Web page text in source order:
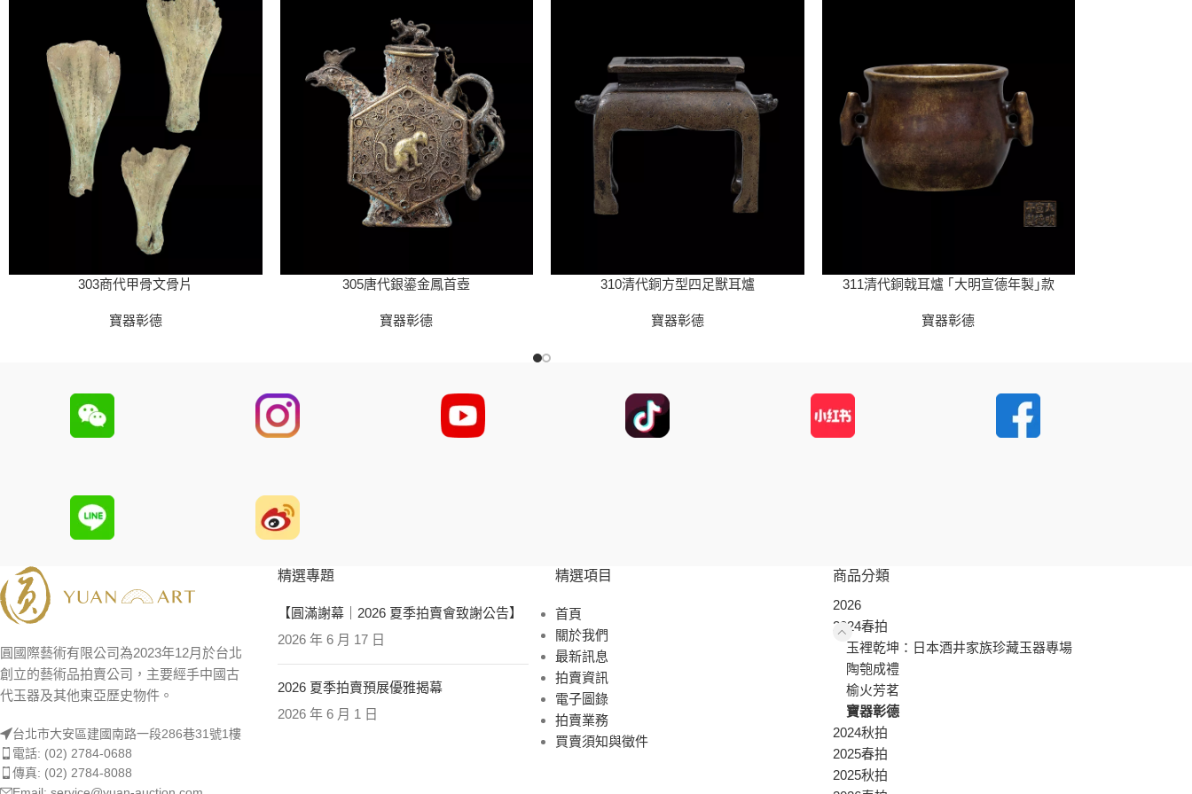
303商代甲骨文骨片
寶器彰德
305唐代銀鎏金鳳首壺
寶器彰德
310清代銅方型四足獸耳爐
寶器彰德
311清代銅戟耳爐 ｢大明宣德年製｣款
寶器彰德
圓國際藝術有限公司為2023年12月於台北
創立的藝術品拍賣公司，主要經手中國古
代玉器及其他東亞歷史物件。
台北市大安區建國南路一段286巷31號1樓
電話: (02) 2784-0688
傳真: (02) 2784-8088
精選專題
【圓滿謝幕｜2026 夏季拍賣會致謝公告】
2026 年 6 月 17 日
2026 夏季拍賣預展優雅揭幕
2026 年 6 月 1 日
精選項目
首頁
關於我們
最新訊息
拍賣資訊
電子圖錄
拍賣業務
買賣須知與徵件
商品分類
2026
2024春拍
玉裡乾坤：日本酒井家族珍藏玉器專場
陶匏成禮
榆火芳茗
寶器彰德
2024秋拍
2025春拍
2025秋拍